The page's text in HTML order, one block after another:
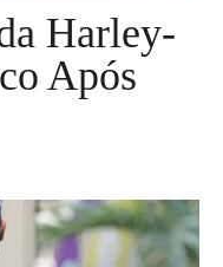
Harley-
Após